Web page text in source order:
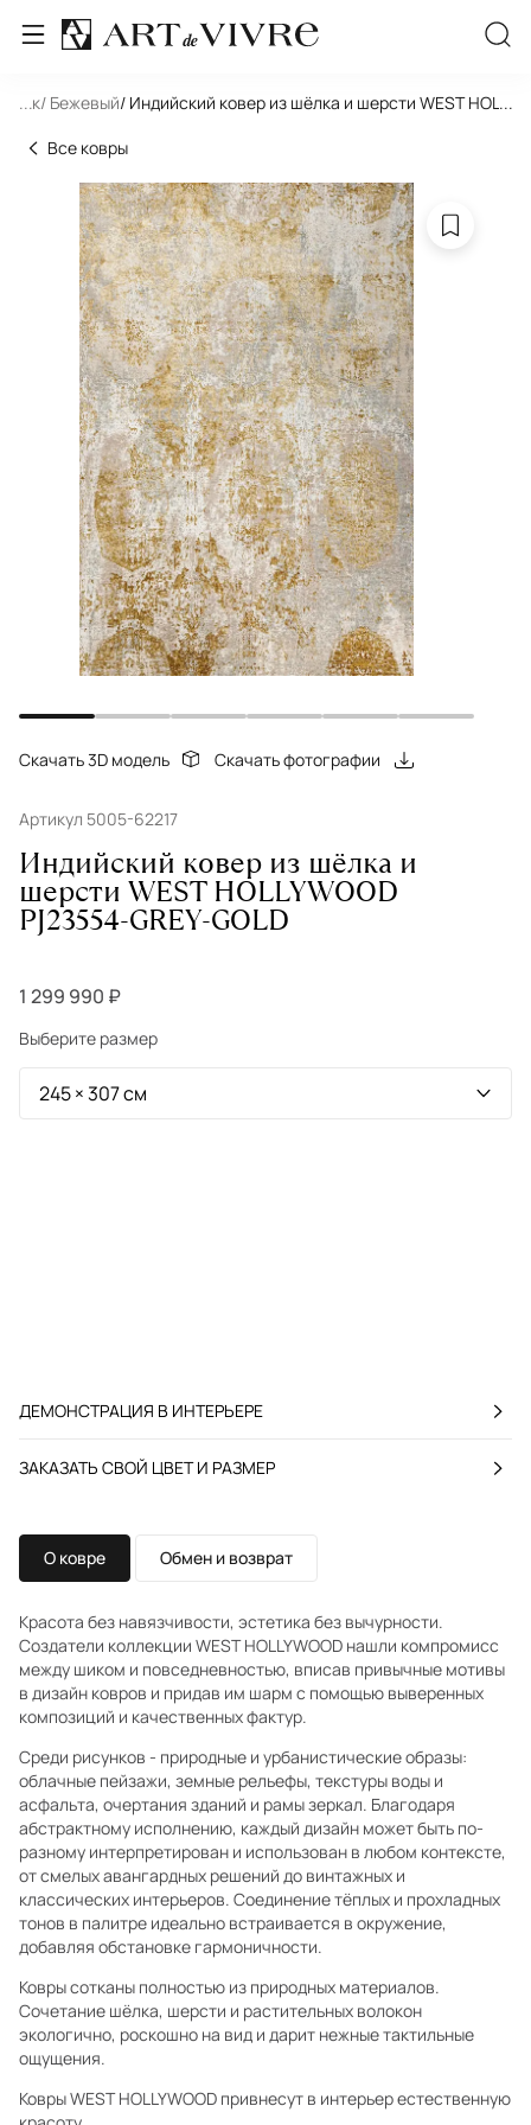
... / Бежевый/ Индийский ковер из шёлка и шерсти WEST
...
Все ковры
Скачать 3D модель Скачать фотографии
Артикул 5005-62217
Индийский ковер из шёлка и
шерсти WEST HOLLYWOOD
PJ23554-GREY-GOLD
1 299 990 ₽
Выберите размер
ДЕМОНСТРАЦИЯ В ИНТЕРЬЕРЕ
ЗАКАЗАТЬ СВОЙ ЦВЕТ И РАЗМЕР
О ковре Обмен и возврат
Красота без навязчивости, эстетика без вычурности.
Создатели коллекции WEST HOLLYWOOD нашли компромисс
между шиком и повседневностью, вписав привычные мотивы
в дизайн ковров и придав им шарм с помощью выверенных
композиций и качественных фактур.
Среди рисунков - природные и урбанистические образы:
облачные пейзажи, земные рельефы, текстуры воды и
асфальта, очертания зданий и рамы зеркал. Благодаря
абстрактному исполнению, каждый дизайн может быть по-
разному интерпретирован и использован в любом контексте,
от смелых авангардных решений до винтажных и
классических интерьеров. Соединение тёплых и прохладных
тонов в палитре идеально встраивается в окружение,
добавляя обстановке гармоничности.
Ковры сотканы полностью из природных материалов.
Сочетание шёлка, шерсти и растительных волокон
экологично, роскошно на вид и дарит нежные тактильные
ощущения.
Ковры WEST HOLLYWOOD привнесут в интерьер естественную